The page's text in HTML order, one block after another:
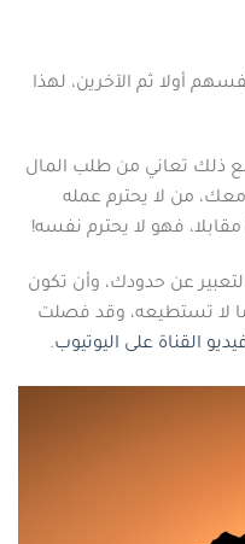
أولا ثم الآخرين، لهذا
ذلك تعاني من طلب المال
من لا يحترم عمله
فهو لا يحترم نفسه!
عن حدودك، وأن تكون
لا تستطيعه، وقد فصلت
القناة على اليوتيوب.